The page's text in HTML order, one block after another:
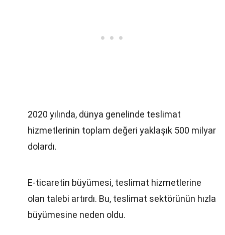
2020 yılında, dünya genelinde teslimat
hizmetlerinin toplam değeri yaklaşık 500 milyar
dolardı.
E-ticaretin büyümesi, teslimat hizmetlerine
olan talebi artırdı. Bu, teslimat sektörünün hızla
büyümesine neden oldu.